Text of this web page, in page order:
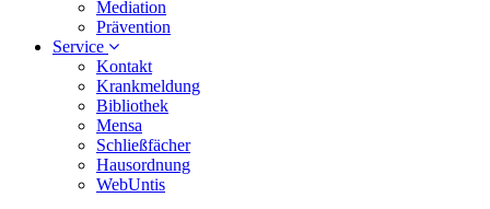
Mediation
Prävention
Service
Kontakt
Krankmeldung
Bibliothek
Mensa
Schließfächer
Hausordnung
WebUntis